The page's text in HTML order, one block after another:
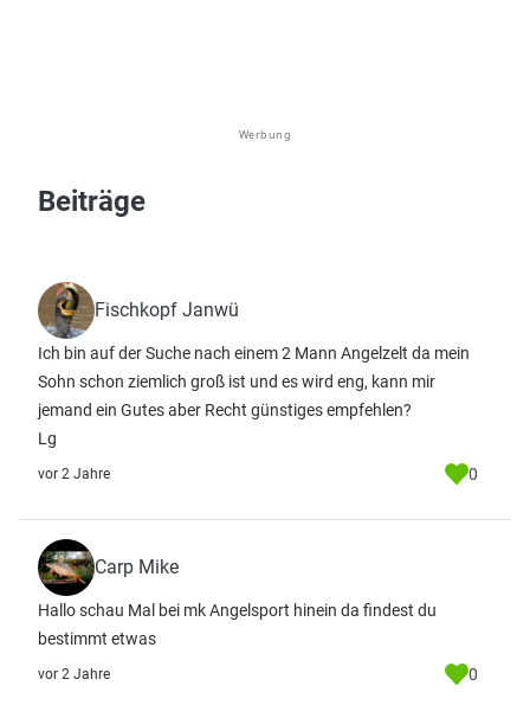
Werbung
Beiträge
Fischkopf Janwü
Ich bin auf der Suche nach einem 2 Mann Angelzelt da mein
Sohn schon ziemlich groß ist und es wird eng, kann mir
jemand ein Gutes aber Recht günstiges empfehlen?
Lg
vor 2 Jahre 0
Carp Mike
Hallo schau Mal bei mk Angelsport hinein da findest du
bestimmt etwas
vor 2 Jahre 0